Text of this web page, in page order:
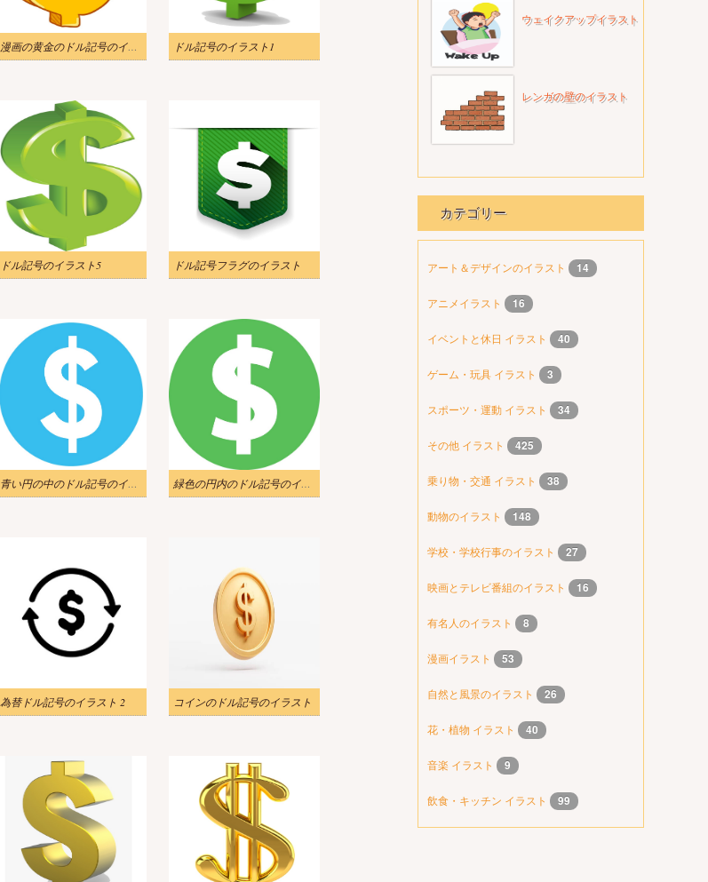
漫画の黄金のドル記号のイラスト ドル記号のイラスト1
ドル記号のイラスト5 ドル記号フラグのイラスト
青い円の中のドル記号のイラスト 緑色の円内のドル記号のイラスト
為替ドル記号のイラスト 2 コインのドル記号のイラスト
ウェイクアップイラスト
レンガの壁のイラスト
カテゴリー
アート＆デザインのイラスト 14
アニメイラスト 16
イベントと休日 イラスト 40
ゲーム・玩具 イラスト 3
スポーツ・運動 イラスト 34
その他 イラスト 425
乗り物・交通 イラスト 38
動物のイラスト 148
学校・学校行事のイラスト 27
映画とテレビ番組のイラスト 16
有名人のイラスト 8
漫画イラスト 53
自然と風景のイラスト 26
花・植物 イラスト 40
音楽 イラスト 9
飲食・キッチン イラスト 99